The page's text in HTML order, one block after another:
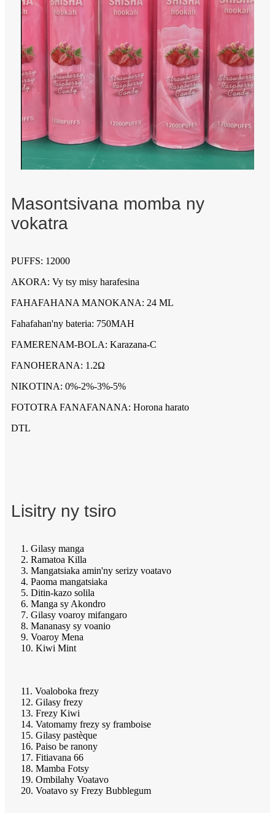
Masontsivana momba ny
vokatra
PUFFS: 12000
AKORA: Vy tsy misy harafesina
FAHAFAHANA MANOKANA: 24 ML
Fahafahan'ny bateria: 750MAH
FAMERENAM-BOLA: Karazana-C
FANOHERANA: 1.2Ω
NIKOTINA: 0%-2%-3%-5%
FOTOTRA FANAFANANA: Horona harato
DTL
Lisitry ny tsiro
1. Gilasy manga
2. Ramatoa Killa
3. Mangatsiaka amin'ny serizy voatavo
4. Paoma mangatsiaka
5. Ditin-kazo solila
6. Manga sy Akondro
7. Gilasy voaroy mifangaro
8. Mananasy sy voanio
9. Voaroy Mena
10. Kiwi Mint
11. Voaloboka frezy
12. Gilasy frezy
13. Frezy Kiwi
14. Vatomamy frezy sy framboise
15. Gilasy pastèque
16. Paiso be ranony
17. Fitiavana 66
18. Mamba Fotsy
19. Ombilahy Voatavo
20. Voatavo sy Frezy Bubblegum